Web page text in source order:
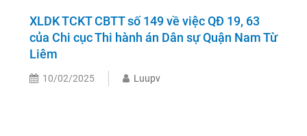
XLDK TCKT CBTT số 149 về việc QĐ 19, 63
của Chi cục Thi hành án Dân sự Quận Nam Từ
Liêm
10/02/2025 Luupv